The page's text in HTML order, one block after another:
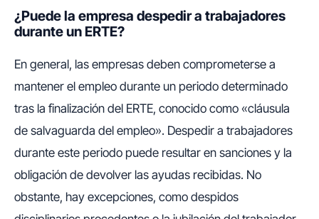
¿Puede la empresa despedir a trabajadores
durante un ERTE?
En general, las empresas deben comprometerse a
mantener el empleo durante un periodo determinado
tras la finalización del ERTE, conocido como «cláusula
de salvaguarda del empleo». Despedir a trabajadores
durante este periodo puede resultar en sanciones y la
obligación de devolver las ayudas recibidas. No
obstante, hay excepciones, como despidos